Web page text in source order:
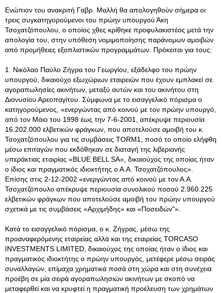
Ενώπιον του ανακριτή Γαβρ. Μαλλή θα απολογηθούν σήμερα οι
τρεις συγκατηγορούμενοι του πρώην υπουργού Άκη
Τσοχατζόπουλου, ο οποίος χθες κρίθηκε προφυλακιστέος μετά την
απολογία του, στην υπόθεση νομιμοποίησης παράνομων αμοιβών
από προμήθειες εξοπλιστικών προγραμμάτων. Πρόκειται για τους:
1. Νικόλαο Παύλο Ζήγρα του Γεωργίου, εξάδελφο του πρώην
υπουργού, δικαιούχο εξωχώριων εταιρειών που έχουν εμπλακεί σε
αγοραπωλησίες ακινήτων, μεταξύ αυτών και του ακινήτου στη
Διονυσίου Αρεοπαγίτου. Σύμφωνα με το εισαγγελικό πόρισμα ο
κατηγορούμενος, «ενεργώντας από κοινού με τον πρώην υπουργό,
από τον Μάιο του 1998 έως την 7-6-2001, απέκρυψε περιουσία
16.202.000 ελβετικών φράγκων, που αποτελούσε αμοιβή του κ.
Τσοχατζόπουλου για τις συμβάσεις TORM1, ποσό το οποίο ελήφθη
μέσω επιταγών που εκδόθηκαν σε διαταγή της λιβεριανής
υπεράκτιας εταιρίας «BLUE BELL SA», δικαιούχος της οποίας ήταν
ο ίδιος και πραγματικός ιδιοκτήτης ο Α.Α. Τσοχατζόπουλος».
Επίσης στις 2-12-2002 «ενεργώντας από κοινού με τον Α.Α.
Τσοχατζόπουλο απέκρυψε περιουσία συνολικού ποσού 2.960.225
ελβετικών φράγκων που αποτελούσε αμοιβή του πρώην υπουργού
σχετικά με τις συμβάσεις «Αρχιμήδης» και «Ποσειδών"».
Κατά το εισαγγελικό πόρισμα, ο κ. Ζήγρας, μέσω της
προαναφερόμενης εταιρείας αλλά και της εταιρείας TORCASO
INVESTMENTS LIMITED, δικαιούχος της οποίας ήταν ο ίδιος και
πραγματικός ιδιοκτήτης ο πρώην υπουργός, μετέφερε μέσω σειράς
συναλλαγών, επίμαχα χρηματικά ποσά στη χώρα και στη συνέχεια
προέβη σε μία σειρά αγοραπωλησιών ακινήτων με σκοπό να
μεταφερθεί και να κρυφτεί η πραγματική προέλευση των χρημάτων